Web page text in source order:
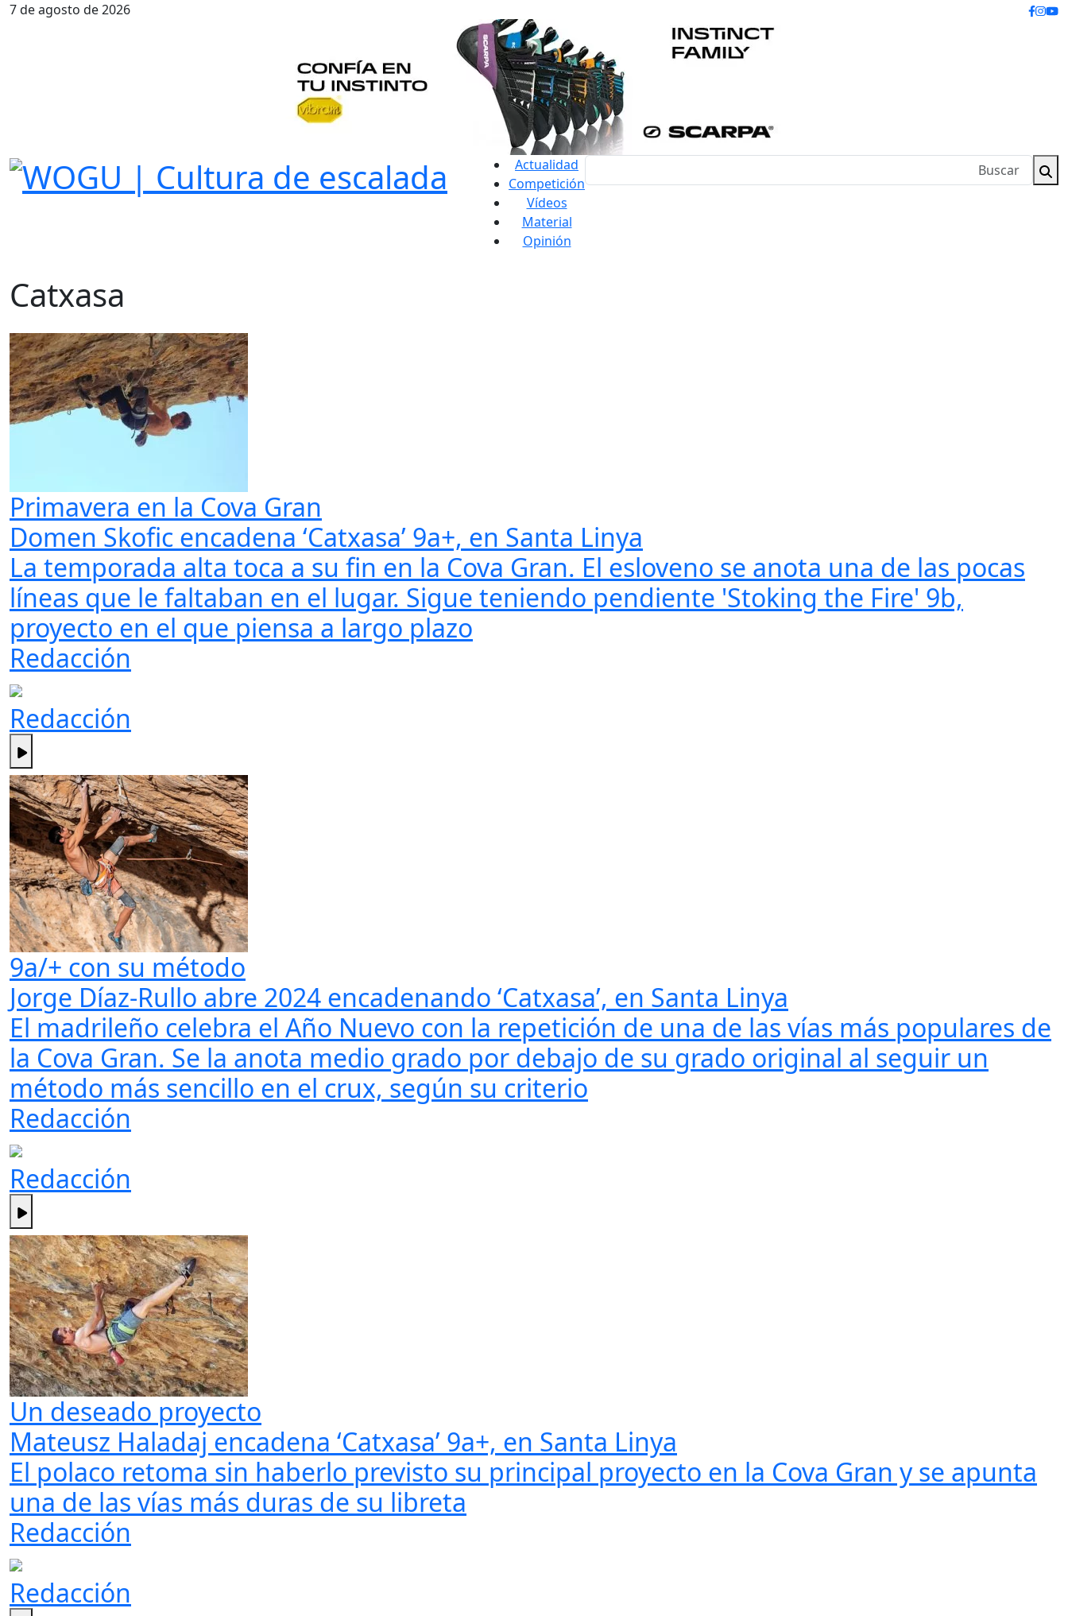
7 de agosto de 2026
Actualidad
Competición
Vídeos
Material
Opinión
Catxasa
Primavera en la Cova Gran
Domen Skofic encadena ‘Catxasa’ 9a+, en Santa Linya
La temporada alta toca a su fin en la Cova Gran. El esloveno se anota una de las pocas
líneas que le faltaban en el lugar. Sigue teniendo pendiente 'Stoking the Fire' 9b,
proyecto en el que piensa a largo plazo
Redacción
Redacción
9a/+ con su método
Jorge Díaz-Rullo abre 2024 encadenando ‘Catxasa’, en Santa Linya
El madrileño celebra el Año Nuevo con la repetición de una de las vías más populares de
la Cova Gran. Se la anota medio grado por debajo de su grado original al seguir un
método más sencillo en el crux, según su criterio
Redacción
Redacción
Un deseado proyecto
Mateusz Haladaj encadena ‘Catxasa’ 9a+, en Santa Linya
El polaco retoma sin haberlo previsto su principal proyecto en la Cova Gran y se apunta
una de las vías más duras de su libreta
Redacción
Redacción